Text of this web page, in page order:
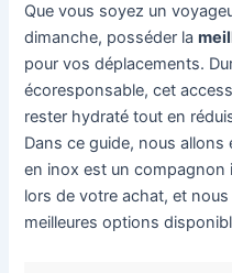
Que vous soyez un
dimanche, posséder la
pour vos déplacements.
écoresponsable, cet
rester hydraté tout en
Dans ce guide, nous
en inox est un compagnon
lors de votre achat, et
meilleures options